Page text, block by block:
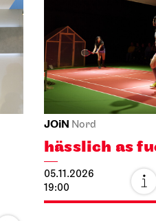
Schauspiel Stuttgart
Kammertheater
Kleiner Mann
– was nun?
23.10.2026
19:30